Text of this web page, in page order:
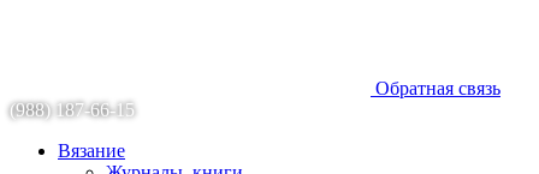
Обратная связь
(988) 187-66-15
Вязание